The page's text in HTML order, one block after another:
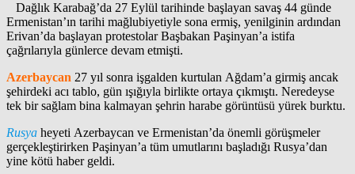
Dağlık Karabağ’da 27 Eylül tarihinde başlayan savaş 44 günde
Ermenistan’ın tarihi mağlubiyetiyle sona ermiş, yenilginin ardından
Erivan’da başlayan protestolar Başbakan Paşinyan’a istifa
çağrılarıyla günlerce devam etmişti.
Azerbaycan 27 yıl sonra işgalden kurtulan Ağdam’a girmiş ancak
şehirdeki acı tablo, gün ışığıyla birlikte ortaya çıkmıştı. Neredeyse
tek bir sağlam bina kalmayan şehrin harabe görüntüsü yürek burktu.
Rusya heyeti Azerbaycan ve Ermenistan’da önemli görüşmeler
gerçekleştirirken Paşinyan’a tüm umutlarını başladığı Rusya’dan
yine kötü haber geldi.